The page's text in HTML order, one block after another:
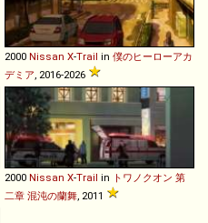
2000 Nissan X-Trail in 僕のヒーローアカ
デミア, 2016-2026
2000 Nissan X-Trail in トワノクオン 第
二章 混沌の蘭舞, 2011